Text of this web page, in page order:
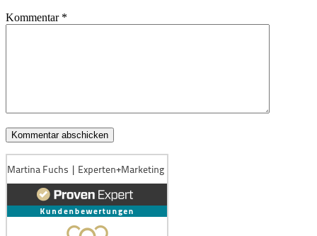
Kommentar *